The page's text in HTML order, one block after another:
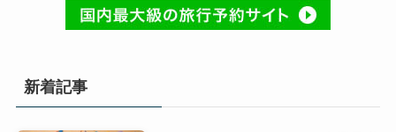
新着記事